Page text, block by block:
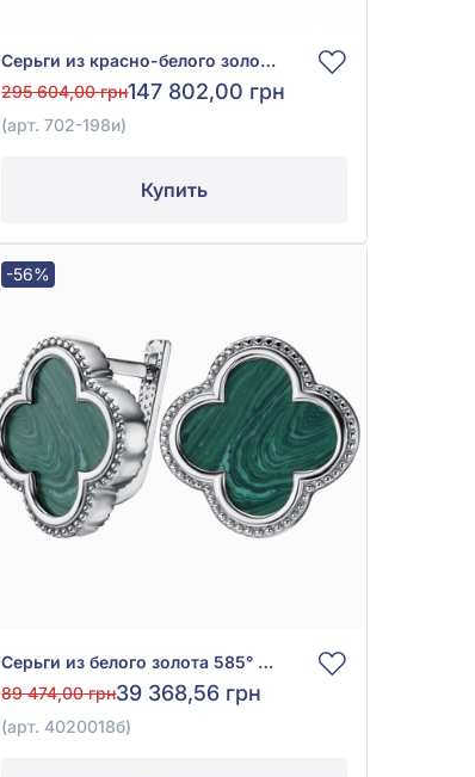
Серьги из красно-белого золота 585° с изумрудом 0,75ct и бриллиантом 0,2ct, арт. 702-198и
295 604,00 грн147 802,00 грн
(арт. 702-198и)
Купить
-56%
Серьги из белого золота 585° с зелёным малахитом, арт. 4020018б
89 474,00 грн39 368,56 грн
(арт. 4020018б)